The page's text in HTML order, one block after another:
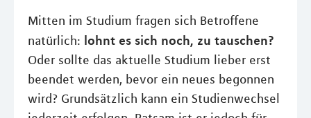
Mitten im Studium fragen sich Betroffene
natürlich: lohnt es sich noch, zu tauschen?
Oder sollte das aktuelle Studium lieber erst
beendet werden, bevor ein neues begonnen
wird? Grundsätzlich kann ein Studienwechsel